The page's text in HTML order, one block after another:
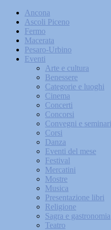
Ancona
Ascoli Piceno
Fermo
Macerata
Pesaro-Urbino
Eventi
Arte e cultura
Benessere
Categorie e luoghi
Cinema
Concerti
Concorsi
Convegni e seminari
Corsi
Danza
Eventi del mese
Festival
Mercatini
Mostre
Musica
Presentazione libri
Religione
Sagra e gastronomia
Teatro